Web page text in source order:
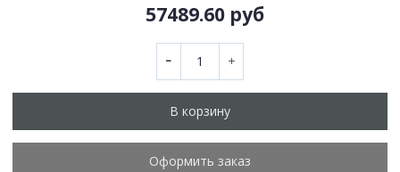
57489.60 руб
В корзину
Оформить заказ